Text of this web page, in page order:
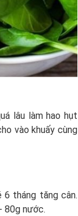
lâu làm hao hụt
vào khuấy cùng
tháng tăng cân.
80g nước.